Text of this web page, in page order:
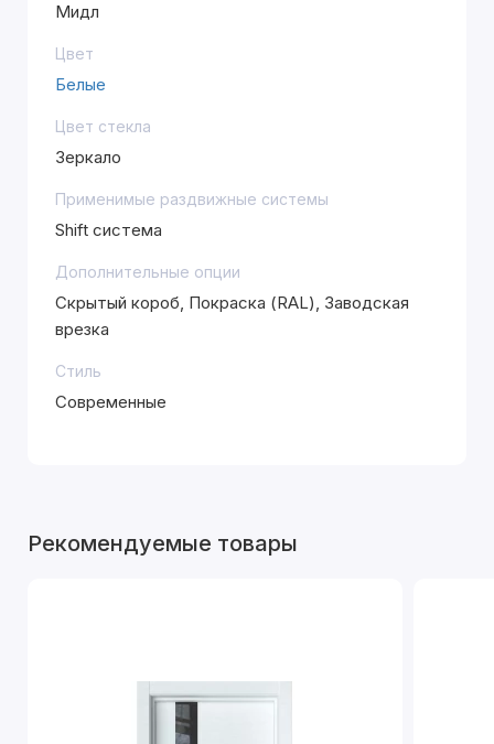
Мидл
Цвет
Белые
Цвет стекла
Зеркало
Применимые раздвижные системы
Shift система
Дополнительные опции
Скрытый короб, Покраска (RAL), Заводская
врезка
Стиль
Современные
Рекомендуемые товары